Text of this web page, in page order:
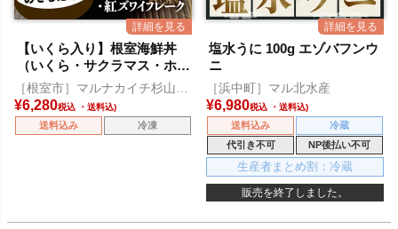
【いくら入り】根室海鮮丼
（いくら・サクラマス・ホタ
テ・紅ズワイフレーク）
［根室市］マルナカイチ杉山水
産
¥6,280税込
送料込み 冷凍
塩水うに 100g エゾバフンウ
ニ
［浜中町］マル北水産
¥6,980税込
送料込み
冷蔵
代引き不可
NP後払い不可
生産者まとめ割：冷蔵
販売を終了しました。